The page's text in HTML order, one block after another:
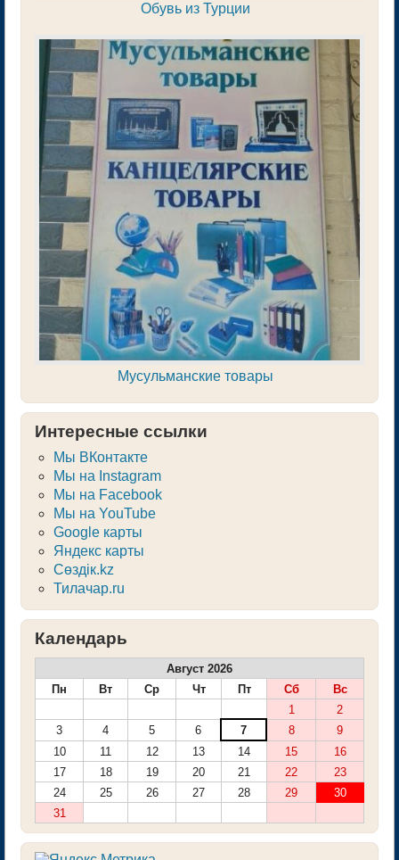
Обувь из Турции
Мусульманские товары
Интересные ссылки
Мы ВКонтакте
Мы на Instagram
Мы на Facebook
Мы на YouTube
Google карты
Яндекс карты
Сөздік.kz
Тилачар.ru
Календарь
Август 2026
Пн
Вт Ср Чт Пт Сб
Вс
1
2
3
4 5 6 7 8
9
10
11 12 13 14 15
16
17
18 19 20 21 22
23
24
25 26 27 28 29
30
31